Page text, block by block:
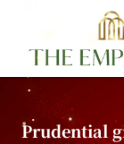
Chuyển
nội
dung
Prudential